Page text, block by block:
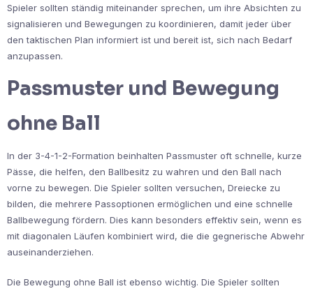
Spieler sollten ständig miteinander sprechen, um ihre Absichten zu
signalisieren und Bewegungen zu koordinieren, damit jeder über
den taktischen Plan informiert ist und bereit ist, sich nach Bedarf
anzupassen.
Passmuster und Bewegung
ohne Ball
In der 3-4-1-2-Formation beinhalten Passmuster oft schnelle, kurze
Pässe, die helfen, den Ballbesitz zu wahren und den Ball nach
vorne zu bewegen. Die Spieler sollten versuchen, Dreiecke zu
bilden, die mehrere Passoptionen ermöglichen und eine schnelle
Ballbewegung fördern. Dies kann besonders effektiv sein, wenn es
mit diagonalen Läufen kombiniert wird, die die gegnerische Abwehr
auseinanderziehen.
Die Bewegung ohne Ball ist ebenso wichtig. Die Spieler sollten